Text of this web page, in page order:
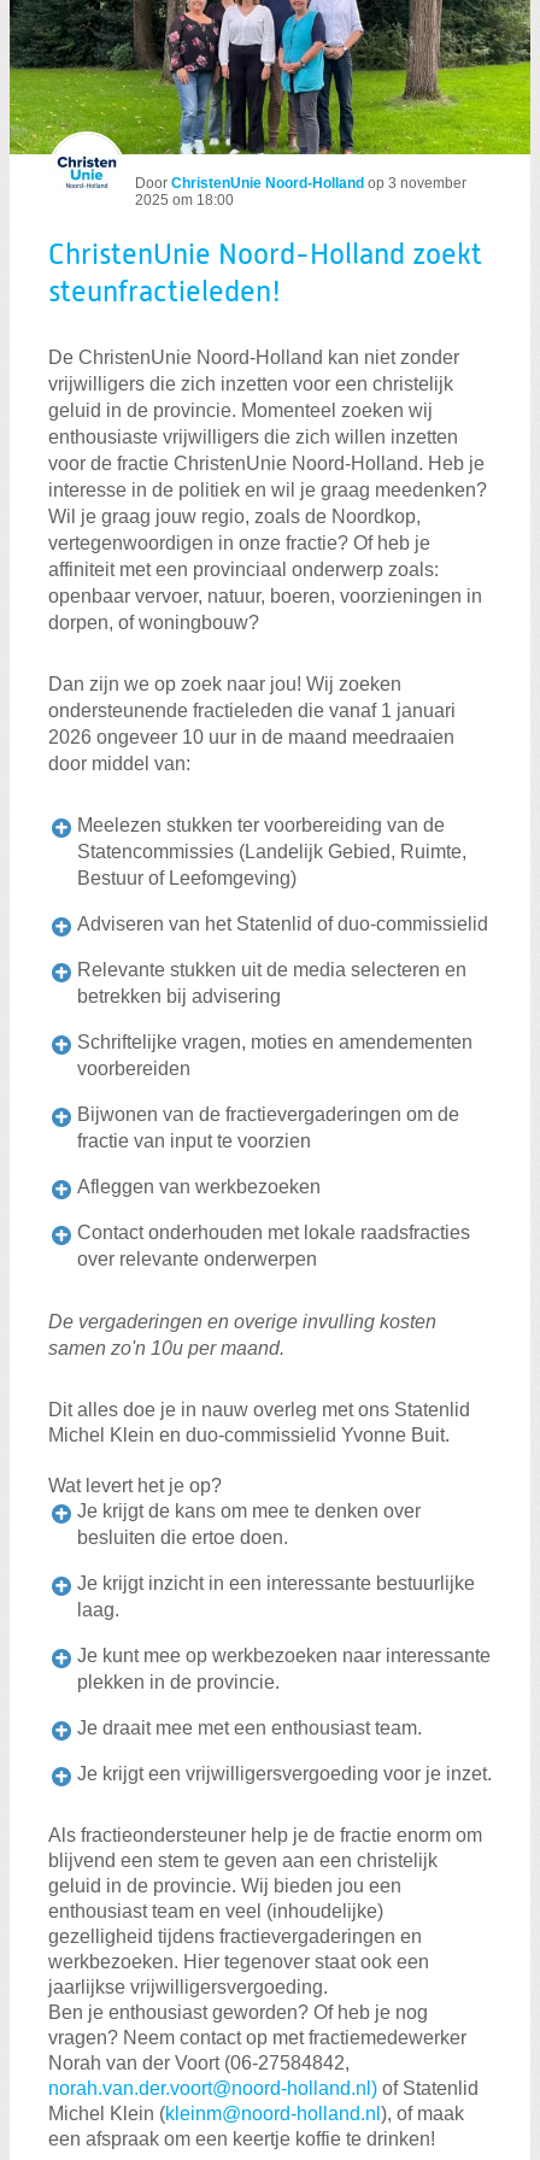
ChristenUnie Noord-Holland zoekt
Door ChristenUnie Noord-Holland op 3 november
2025 om 18:00
ChristenUnie Noord-Holland zoekt
steunfractieleden!
De ChristenUnie Noord-Holland kan niet zonder
vrijwilligers die zich inzetten voor een christelijk
geluid in de provincie. Momenteel zoeken wij
enthousiaste vrijwilligers die zich willen inzetten
voor de fractie ChristenUnie Noord-Holland. Heb je
interesse in de politiek en wil je graag meedenken?
Wil je graag jouw regio, zoals de Noordkop,
vertegenwoordigen in onze fractie? Of heb je
affiniteit met een provinciaal onderwerp zoals:
openbaar vervoer, natuur, boeren, voorzieningen in
dorpen, of woningbouw?
Dan zijn we op zoek naar jou! Wij zoeken
ondersteunende fractieleden die vanaf 1 januari
2026 ongeveer 10 uur in de maand meedraaien
door middel van:
Meelezen stukken ter voorbereiding van de
Statencommissies (Landelijk Gebied, Ruimte,
Bestuur of Leefomgeving)
Adviseren van het Statenlid of duo-commissielid
Relevante stukken uit de media selecteren en
betrekken bij advisering
Schriftelijke vragen, moties en amendementen
voorbereiden
Bijwonen van de fractievergaderingen om de
fractie van input te voorzien
Afleggen van werkbezoeken
Contact onderhouden met lokale raadsfracties
over relevante onderwerpen
De vergaderingen en overige invulling kosten
samen zo'n 10u per maand.
Dit alles doe je in nauw overleg met ons Statenlid
Michel Klein en duo-commissielid Yvonne Buit.
Wat levert het je op?
Je krijgt de kans om mee te denken over
besluiten die ertoe doen.
Je krijgt inzicht in een interessante bestuurlijke
laag.
Je kunt mee op werkbezoeken naar interessante
plekken in de provincie.
Je draait mee met een enthousiast team.
Je krijgt een vrijwilligersvergoeding voor je inzet.
Als fractieondersteuner help je de fractie enorm om
blijvend een stem te geven aan een christelijk
geluid in de provincie. Wij bieden jou een
enthousiast team en veel (inhoudelijke)
gezelligheid tijdens fractievergaderingen en
werkbezoeken. Hier tegenover staat ook een
jaarlijkse vrijwilligersvergoeding.
Ben je enthousiast geworden? Of heb je nog
vragen? Neem contact op met fractiemedewerker
Norah van der Voort (06-27584842,
norah.van.der.voort@noord-holland.nl) of Statenlid
Michel Klein (kleinm@noord-holland.nl ), of maak
een afspraak om een keertje koffie te drinken!